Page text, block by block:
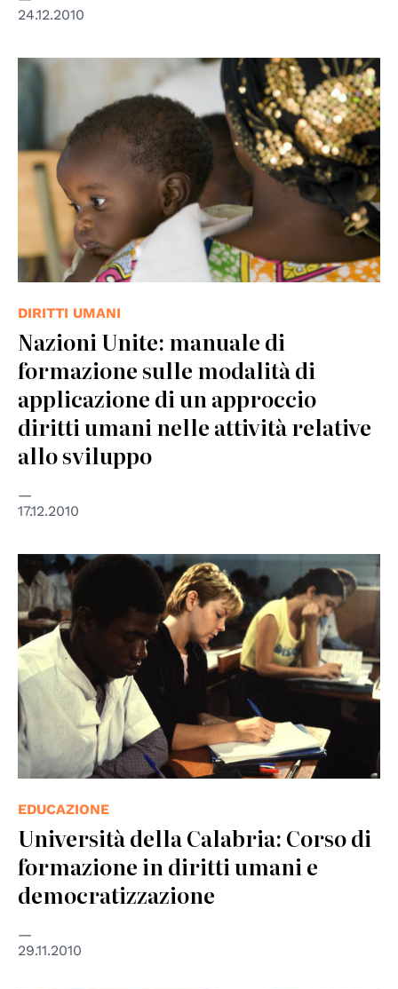
24.12.2010
© UN Photo
DIRITTI UMANI
Nazioni Unite: manuale di
formazione sulle modalità di
applicazione di un approccio
diritti umani nelle attività relative
allo sviluppo
17.12.2010
© UNESCO
EDUCAZIONE
Università della Calabria: Corso di
formazione in diritti umani e
democratizzazione
29.11.2010